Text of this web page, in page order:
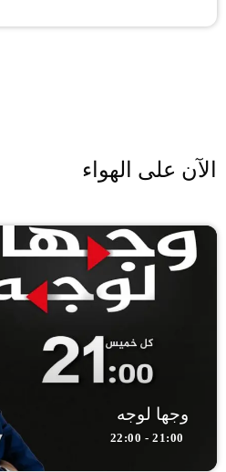
الآن على الهواء
وجها لوجه
21:00 - 22:00